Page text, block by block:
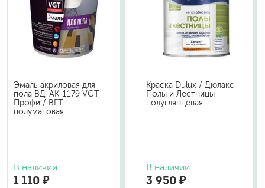
Эмаль акриловая для
пола ВД-АК-1179 VGT
Профи / ВГТ
полуматовая
В наличии
1 110 ₽
Краска Dulux / Дюлакс
Полы и Лестницы
полуглянцевая
В наличии
3 950 ₽